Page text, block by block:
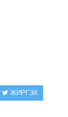
ЖИРГЭХ